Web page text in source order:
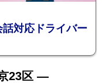
め
話対応ドライバー
23区 —